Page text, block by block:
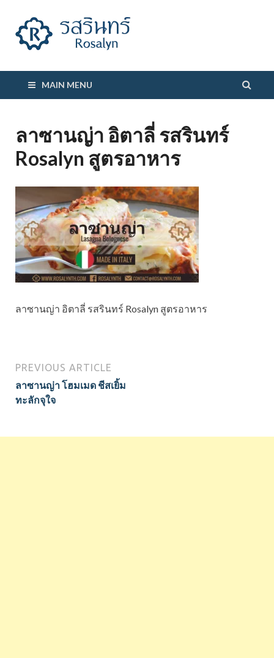
MAIN MENU
ลาซานญ่า อิตาลี่ รสรินทร์
Rosalyn สูตรอาหาร
ลาซานญ่า อิตาลี่ รสรินทร์ Rosalyn สูตรอาหาร
PREVIOUS ARTICLE
ลาซานญ่า โฮมเมด ชีสเยิ้ม
ทะลักจุใจ